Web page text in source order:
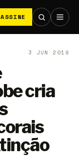
ASSINE
3 JUN 2019
cria